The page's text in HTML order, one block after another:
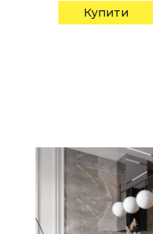
Купити